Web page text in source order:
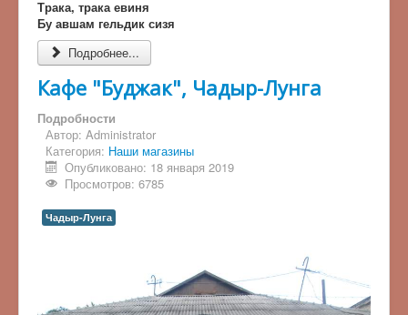
Трака, трака евиня
Бу авшам гельдик сизя
Подробнее...
Кафе "Буджак", Чадыр-Лунга
Подробности
Автор: Administrator
Категория: Наши магазины
Опубликовано: 18 января 2019
Просмотров: 6785
Чадыр-Лунга